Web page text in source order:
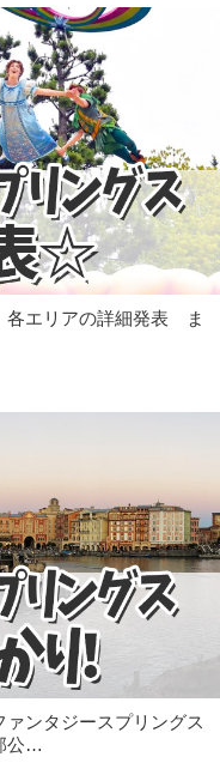
各エリアの詳細発表 ま
ァンタジースプリングス
公…